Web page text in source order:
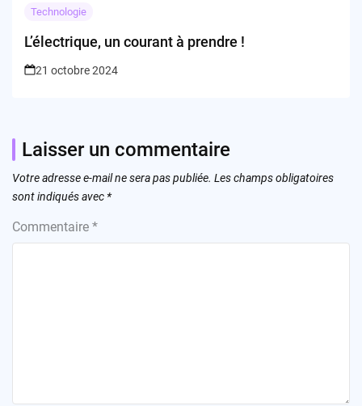
Technologie
L’électrique, un courant à prendre !
21 octobre 2024
Laisser un commentaire
Votre adresse e-mail ne sera pas publiée. Les champs obligatoires
sont indiqués avec *
Commentaire *